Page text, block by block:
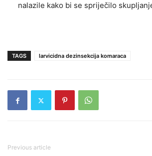
nalazile kako bi se spriječilo
TAGS larvicidna dezinsekcija komaraca
Previous article